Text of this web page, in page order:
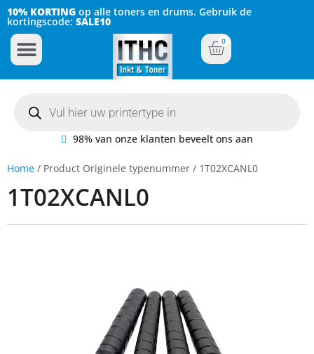
10% KORTING op alle toners en drums. Gebruik de
kortingscode: SALE10
0
98% van onze klanten beveelt ons aan
Home / Product Originele typenummer / 1T02XCANL0
1T02XCANL0